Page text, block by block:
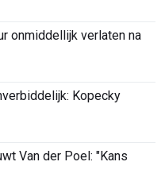
onmiddellijk verlaten na
Kopecky
Van der Poel: "Kans